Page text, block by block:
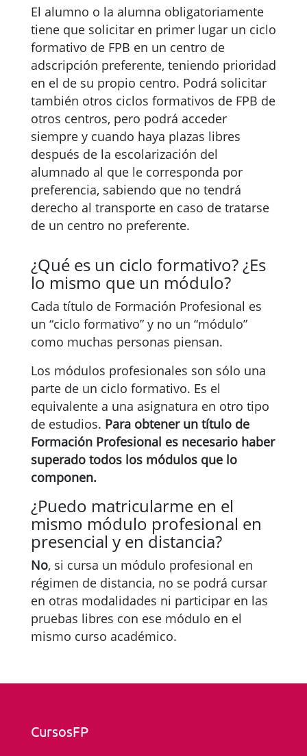
El alumno o la alumna obligatoriamente
tiene que solicitar en primer lugar un ciclo
formativo de FPB en un centro de
adscripción preferente, teniendo prioridad
en el de su propio centro. Podrá solicitar
también otros ciclos formativos de FPB de
otros centros, pero podrá acceder
siempre y cuando haya plazas libres
después de la escolarización del
alumnado al que le corresponda por
preferencia, sabiendo que no tendrá
derecho al transporte en caso de tratarse
de un centro no preferente.
¿Qué es un ciclo formativo? ¿Es
lo mismo que un módulo?
Cada título de Formación Profesional es
un “ciclo formativo” y no un “módulo”
como muchas personas piensan.
Los módulos profesionales son sólo una
parte de un ciclo formativo. Es el
equivalente a una asignatura en otro tipo
de estudios. Para obtener un título de
Formación Profesional es necesario haber
superado todos los módulos que lo
componen.
¿Puedo matricularme en el
mismo módulo profesional en
presencial y en distancia?
No, si cursa un módulo profesional en
régimen de distancia, no se podrá cursar
en otras modalidades ni participar en las
pruebas libres con ese módulo en el
mismo curso académico.
CursosFP